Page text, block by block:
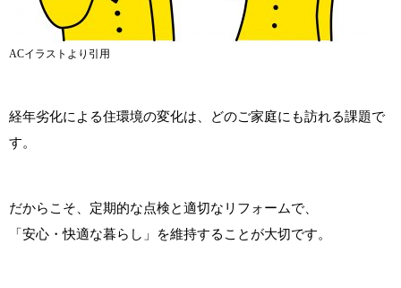
ACイラスト より引用
経年劣化による住環境の変化は、どのご家庭にも訪れる課題で
す。
だからこそ、定期的な点検と適切なリフォームで、
「安心・快適な暮らし」を維持することが大切です。